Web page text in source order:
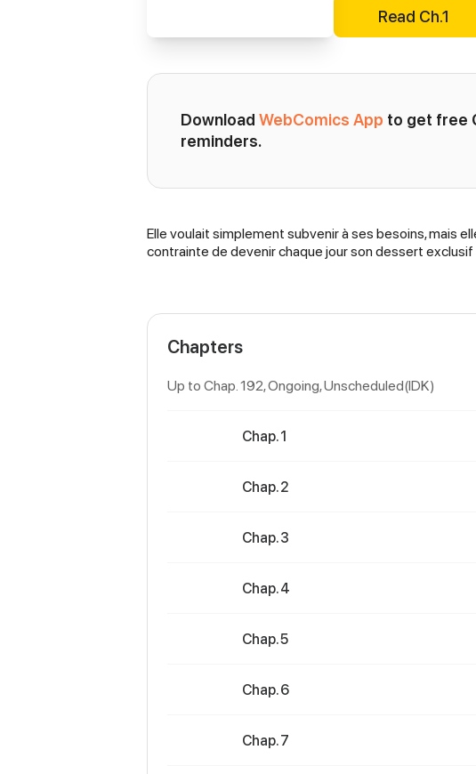
Read Ch.1
Download WebComics App to get free
reminders.
Synopsis
Elle voulait simplement subvenir à ses besoins, mais
contrainte de devenir chaque jour son dessert exclusif
Chapters
Up to Chap. 192, Ongoing, Unscheduled(IDK)
Chap. 1
Chap. 2
Chap. 3
Chap. 4
Chap. 5
Chap. 6
Chap. 7